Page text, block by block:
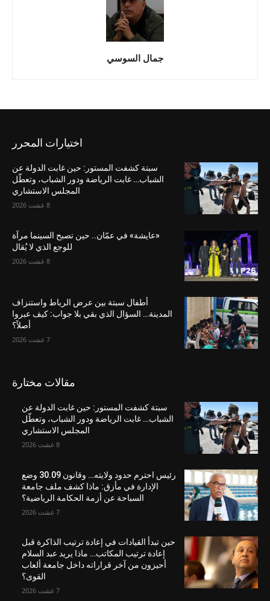
جمال السوسي
اختيارات المحرر
سبتة كشفت المستور: حين غابت الدولة عن
الشباب… غابت الرياضة ودور الشباب، وتعطّل
المجلس الاستشاري
8 غشت 2026
«عايشة» في عمّان.. حين تصبح السينما مرآة
للوجع الذي لا يُقال
8 غشت 2026
أطفال سبتة بين عرض الرباط واستنزاف
المدينة… السؤال الذي بقي بلا جواب: كيف عبروا
أصلاً؟
7 غشت 2026
مقالات مختارة
سبتة كشفت المستور: حين غابت الدولة عن
الشباب… غابت الرياضة ودور الشباب، وتعطّل
المجلس الاستشاري
8 غشت 2026
رئيس احترم حدود ولايته… وقانون 30.09 وضع
الإدارة في مأزق: ماذا كشف ملف جامعة
السباحة عن أزمة الحكامة الرياضية؟
7 غشت 2026
حين تبدأ القيادات في إعادة ترتيب الذاكرة قبل
إعادة ترتيب المكاتب… ماذا يريد عبد السلام
أحيزون من آخر قراراته داخل جامعة ألعاب
القوى؟
7 غشت 2026